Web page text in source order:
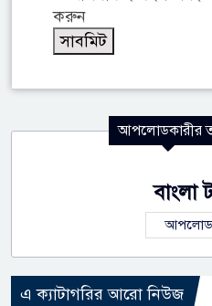
করুন
আপলোডকারীর
বাংলা
এ ক্যাটাগরির আরো নিউজ